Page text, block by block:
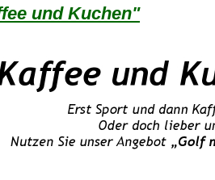
und Kuchen"